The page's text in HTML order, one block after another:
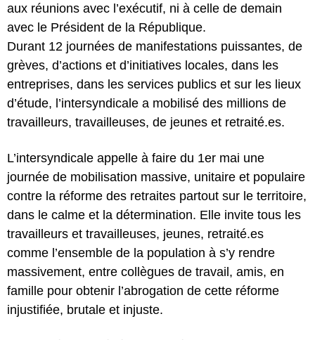
aux réunions avec l’exécutif, ni à celle de demain
avec le Président de la République.
Durant 12 journées de manifestations puissantes, de
grèves, d’actions et d’initiatives locales, dans les
entreprises, dans les services publics et sur les lieux
d’étude, l’intersyndicale a mobilisé des millions de
travailleurs, travailleuses, de jeunes et retraité.es.
L’intersyndicale appelle à faire du 1er mai une
journée de mobilisation massive, unitaire et populaire
contre la réforme des retraites partout sur le territoire,
dans le calme et la détermination. Elle invite tous les
travailleurs et travailleuses, jeunes, retraité.es
comme l’ensemble de la population à s’y rendre
massivement, entre collègues de travail, amis, en
famille pour obtenir l’abrogation de cette réforme
injustifiée, brutale et injuste.